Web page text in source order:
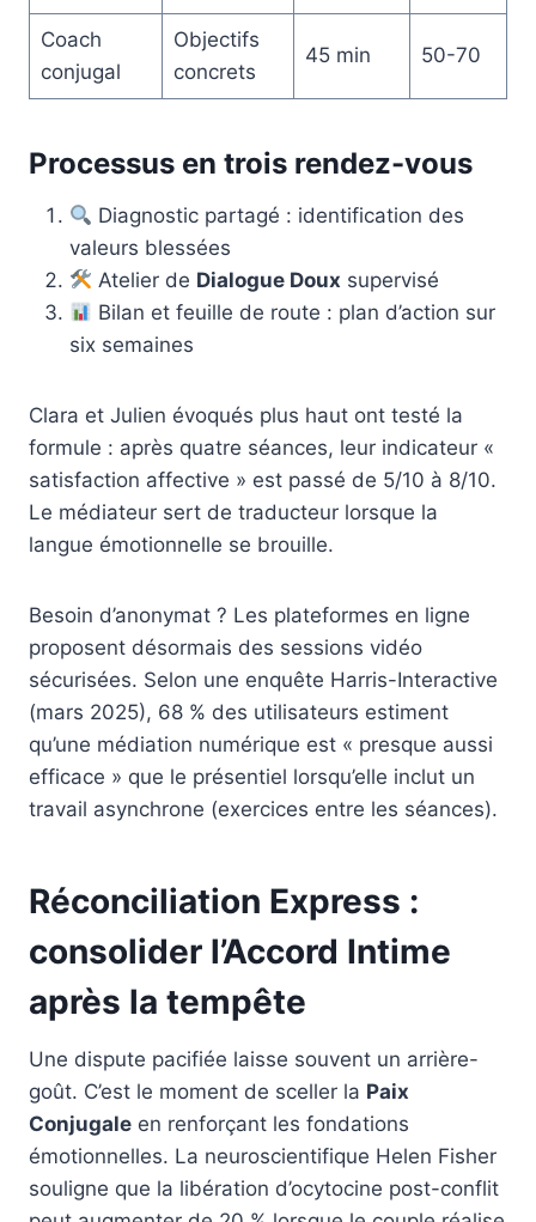
Coach
conjugal
Objectifs
concrets
45 min 50-70
Processus en trois rendez-vous
Diagnostic partagé : identification des
valeurs blessées
Atelier de Dialogue Doux supervisé
Bilan et feuille de route : plan d’action sur
six semaines
Clara et Julien évoqués plus haut ont testé la
formule : après quatre séances, leur indicateur «
satisfaction affective » est passé de 5/10 à 8/10.
Le médiateur sert de traducteur lorsque la
langue émotionnelle se brouille.
Besoin d’anonymat ? Les plateformes en ligne
proposent désormais des sessions vidéo
sécurisées. Selon une enquête Harris-Interactive
(mars 2025), 68 % des utilisateurs estiment
qu’une médiation numérique est « presque aussi
efficace » que le présentiel lorsqu’elle inclut un
travail asynchrone (exercices entre les séances).
Réconciliation Express :
consolider l’Accord Intime
après la tempête
Une dispute pacifiée laisse souvent un arrière-
goût. C’est le moment de sceller la Paix
Conjugale en renforçant les fondations
émotionnelles. La neuroscientifique Helen Fisher
souligne que la libération d’ocytocine post-conflit